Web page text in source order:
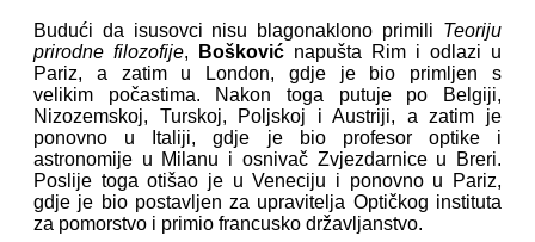
Budući da isusovci nisu blagonaklono primili Teoriju
prirodne filozofije, Bošković napušta Rim i odlazi u
Pariz, a zatim u London, gdje je bio primljen s
velikim počastima. Nakon toga putuje po Belgiji,
Nizozemskoj, Turskoj, Poljskoj i Austriji, a zatim je
ponovno u Italiji, gdje je bio profesor optike i
astronomije u Milanu i osnivač Zvjezdarnice u Breri.
Poslije toga otišao je u Veneciju i ponovno u Pariz,
gdje je bio postavljen za upravitelja Optičkog instituta
za pomorstvo i primio francusko državljanstvo.